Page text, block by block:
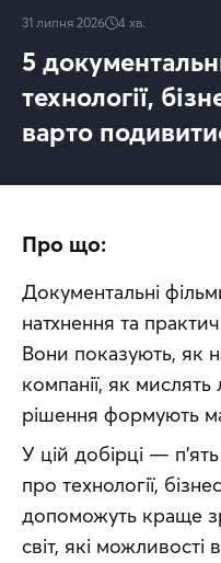
31 липня 2026 4 хв.
5
технології,
варто
Про що:
Документальні
натхнення та
Вони показують, як
компанії, як мислять
рішення формують
У цій добірці —
про технології,
допоможуть краще
світ, які можливості